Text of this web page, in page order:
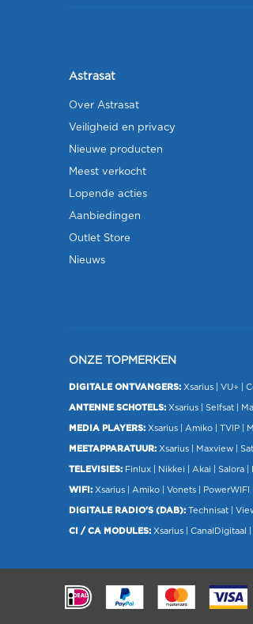
Astrasat
Over Astrasat
Veiligheid en privacy
Nieuwe producten
Meest verkocht
Lopende acties
Aanbiedingen
Outlet Store
Nieuws
ONZE TOPMERKEN
DIGITALE ONTVANGERS: Xsarius VU+ |
ANTENNE SCHOTELS: Xsarius Selfsat
MEDIA PLAYERS: Xsarius Amiko TVIP
MEETAPPARATUUR: Xsarius Maxview
TELEVISIES: Finlux | Nikkei | Akai Salora
WIFI: Xsarius Amiko Vonets PowerWIFI
DIGITALE RADIO'S (DAB): Technisat
CI / CA MODULES: Xsarius CanalDigitaal
.